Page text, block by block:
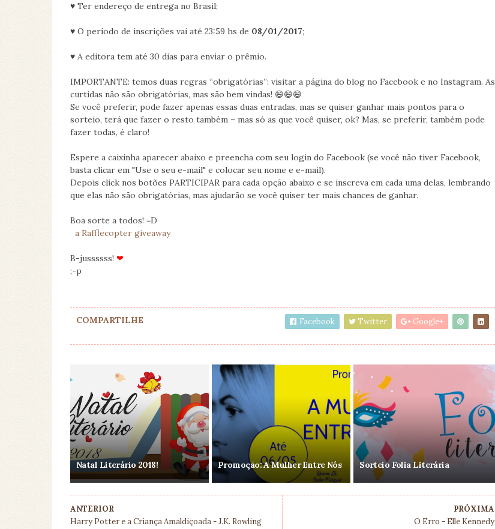
♥ Ter endereço de entrega no Brasil;
♥ O período de inscrições vai até 23:59 hs de 08/01/2017;
♥ A editora tem até 30 dias para enviar o prêmio.
IMPORTANTE: temos duas regras “obrigatórias”: visitar a página do blog no Facebook e no Instagram. As
curtidas não são obrigatórias, mas são bem vindas! 😄😄😄
Se você preferir, pode fazer apenas essas duas entradas, mas se quiser ganhar mais pontos para o
sorteio, terá que fazer o resto também – mas só as que você quiser, ok? Mas, se preferir, também pode
fazer todas, é claro!
Espere a caixinha aparecer abaixo e preencha com seu login do Facebook (se você não tiver Facebook,
basta clicar em "Use o seu e-mail" e colocar seu nome e e-mail).
Depois click nos botões PARTICIPAR para cada opção abaixo e se inscreva em cada uma delas, lembrando
que elas não são obrigatórias, mas ajudarão se você quiser ter mais chances de ganhar.
Boa sorte a todos! =D
a Rafflecopter giveaway
B-jussssss! ❤
;-p
COMPARTILHE Facebook Twitter Google+
Natal Literário 2018! Promoção: A Mulher Entre Nós Sorteio Folia Literária
PRÓXIMA
O Erro - Elle Kennedy
ANTERIOR
Harry Potter e a Criança Amaldiçoada - J.K. Rowling